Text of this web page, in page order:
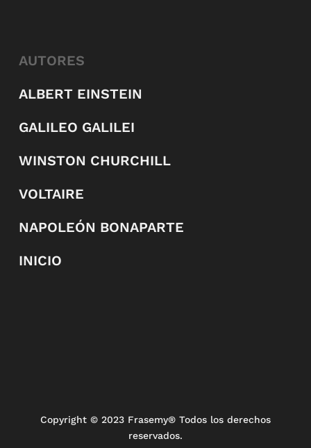
AUTORES
ALBERT EINSTEIN
GALILEO GALILEI
WINSTON CHURCHILL
VOLTAIRE
NAPOLEÓN BONAPARTE
INICIO
Copyright © 2023 Frasemy® Todos los derechos
reservados.